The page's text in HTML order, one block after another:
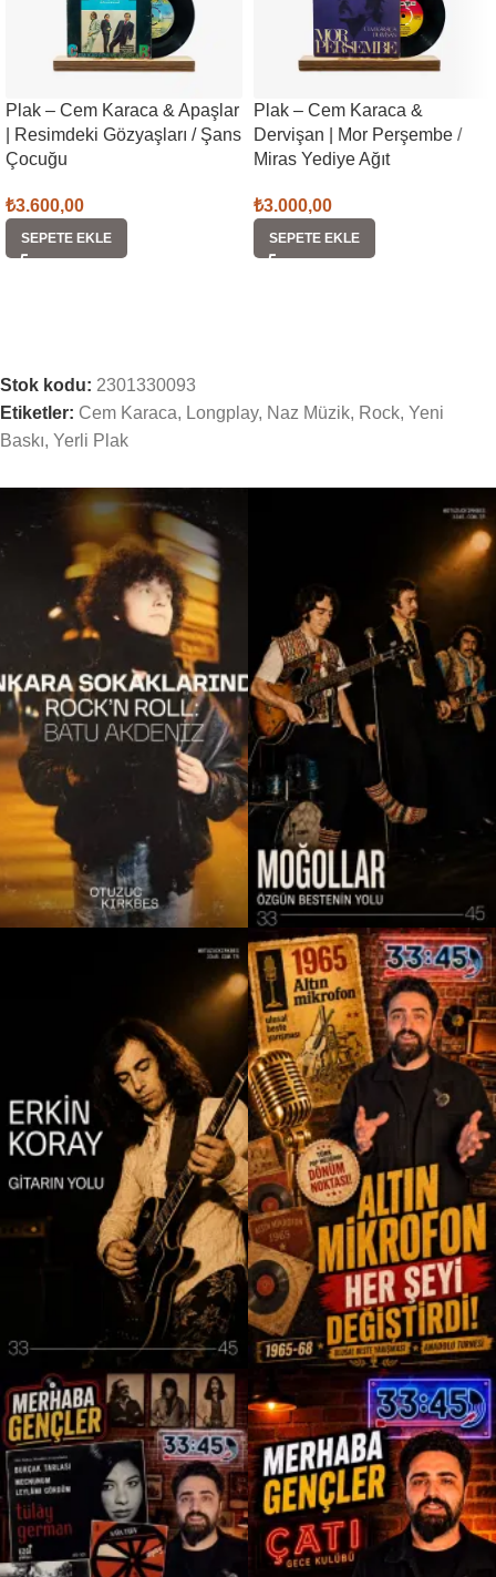
Plak – Cem Karaca & Apaşlar
| Resimdeki Gözyaşları / Şans
Çocuğu
₺3.600,00
SEPETE EKLE
Plak – Cem Karaca &
Dervişan | Mor Perşembe /
Miras Yediye Ağıt
₺3.000,00
SEPETE EKLE
Stok kodu: 2301330093
Etiketler: Cem Karaca, Longplay, Naz Müzik, Rock, Yeni
Baskı, Yerli Plak